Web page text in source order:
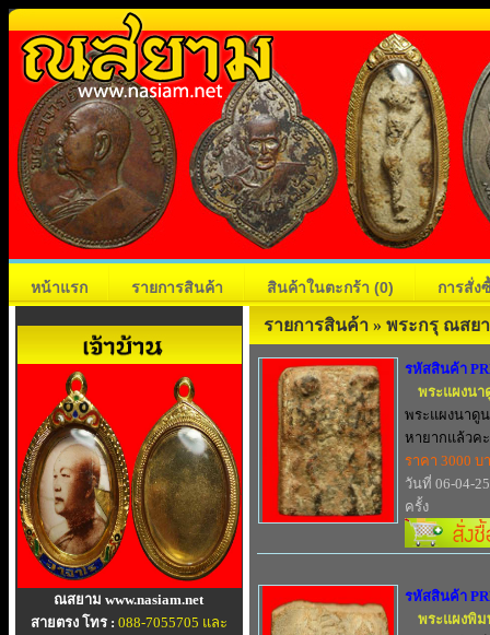
หน้าแรก รายการสินค้า สินค้าในตะกร้า (0) การสั่ง
ณสยาม www.nasiam.net
สายตรง โทร : 088-7055705 และ
รายการสินค้า » พระกรุ ณสยา
รหัสสินค้า
พระแผงนา
พระแผงนาดู
หายากแล้วคะ
ราคา 3000 บ
วันที่ 06-04-
ครั้ง
รหัสสินค้า
พระแผงพิม